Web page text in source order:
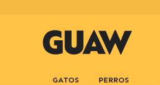
GATOS PERROS